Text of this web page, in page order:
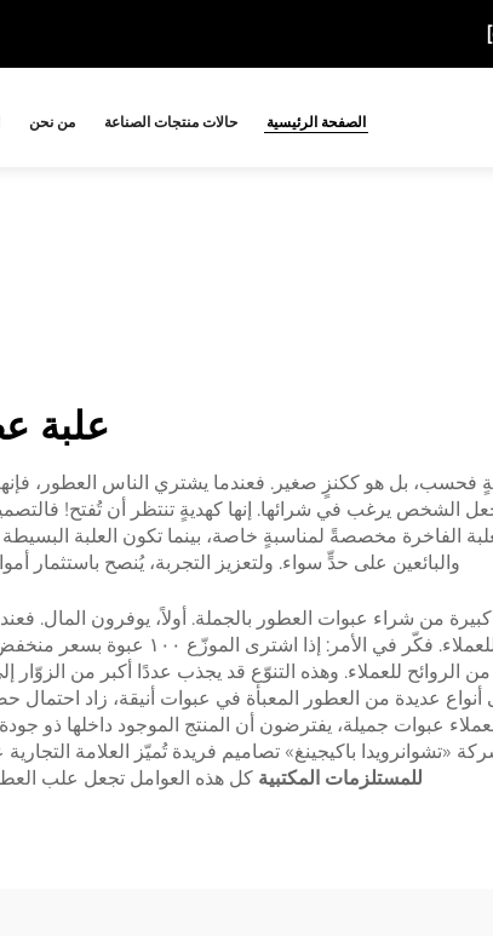
الصفحة الرئيسية حالات منتجات الصناعة من نحن
علبة
بل هو ككنزٍ صغير. فعندما يشتري الناس العطور،
الشخص يرغب في شرائها. إنها كهديةٍ تنتظر أن تُفتح!
الفاخرة مخصصةً لمناسبةٍ خاصة، بينما تكون العلبة
والبائعين على حدٍّ سواء. ولتعزيز التجربة، يُنصح باستثمار
من شراء عبوات العطور بالجملة. أولاً، يوفرون المال.
يعني هامش ربح أكبر عند
الروائح للعملاء. وهذه التنوّع قد يجذب عددًا أكبر من
أنواع عديدة من العطور المعبأة في عبوات أنيقة، زاد
عبوات جميلة، يفترضون أن المنتج الموجود داخلها ذو
«تشوانرويدا باكيجينغ» تصاميم فريدة تُميّز العلامة
للمستلزمات المكتبيةكل هذه العوامل تجعل علب